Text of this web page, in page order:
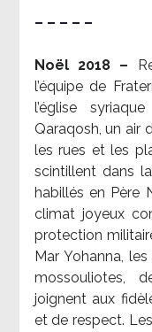
– – – – –
Noël 2018 –
l’équipe de
l’église
Qaraqosh, un air
les rues et les
scintillent dans
habillés en Père
climat joyeux
protection
Mar Yohanna,
mossouliotes,
joignent aux
et de respect.